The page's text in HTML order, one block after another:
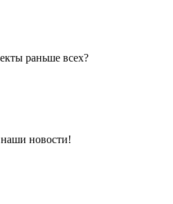
раньше всех?
новости!